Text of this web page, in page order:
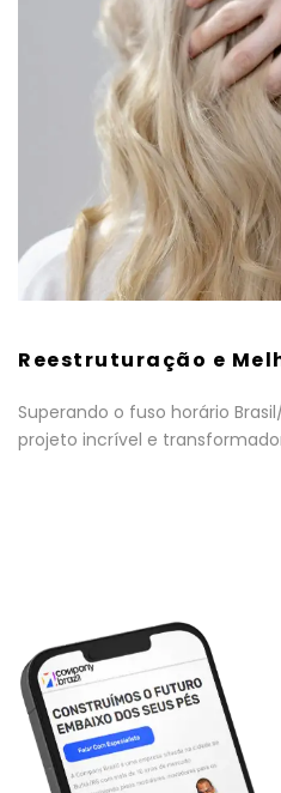
Reestruturação e
Superando o fuso horário
projeto incrível e